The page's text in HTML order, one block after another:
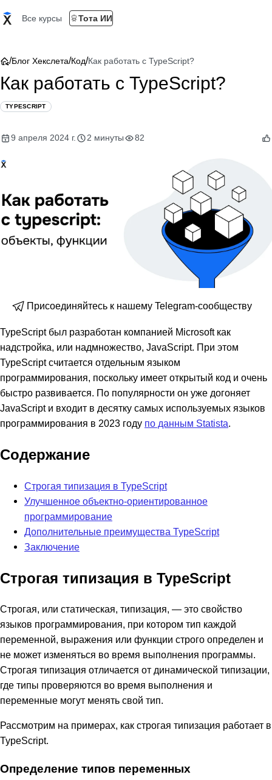
Все курсы Тота ИИ
/Блог Хекслета/Код/Как работать с TypeScript?
Как работать с TypeScript?
TYPESCRIPT
9 апреля 2024 г. 2 минуты 82
Присоединяйтесь к нашему Telegram-сообществу
TypeScript был разработан компанией Microsoft как
надстройка, или надмножество, JavaScript. При этом
TypeScript считается отдельным языком
программирования, поскольку имеет открытый код и очень
быстро развивается. По популярности он уже догоняет
JavaScript и входит в десятку самых используемых языков
программирования в 2023 году по данным Statista.
Содержание
Строгая типизация в TypeScript
Улучшенное объектно-ориентированное
программирование
Дополнительные преимущества TypeScript
Заключение
Строгая типизация в TypeScript
Строгая, или статическая, типизация, — это свойство
языков программирования, при котором тип каждой
переменной, выражения или функции строго определен и
не может изменяться во время выполнения программы.
Строгая типизация отличается от динамической типизации,
где типы проверяются во время выполнения и
переменные могут менять свой тип.
Рассмотрим на примерах, как строгая типизация работает в
TypeScript.
Определение типов переменных